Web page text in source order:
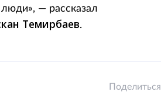
— рассказал
Темирбаев.
Поделиться